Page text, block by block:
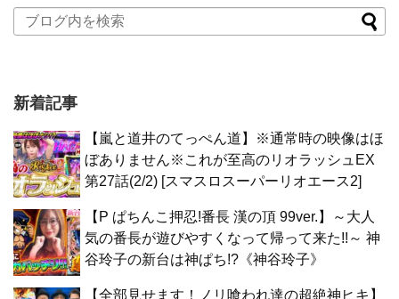
新着記事
【嵐と道井のてっぺん道】※通常時の映像はほ
ぼありません※これが至高のリオラッシュEX
第27話(2/2) [スマスロスーパーリオエース2]
【P ぱちんこ押忍!番長 漢の頂 99ver.】～大人
気の番長が遊びやすくなって帰って来た!!～ 神
谷玲子の新台は神ぱち!?《神谷玲子》
【全部見せます！ノリ喰われ達の超絶神ヒキ】